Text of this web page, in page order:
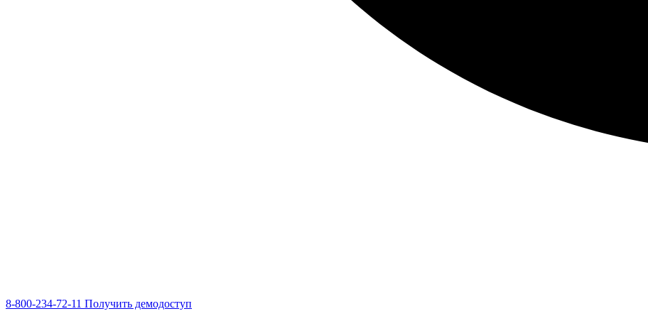
8-800-234-72-11 Получить демодоступ